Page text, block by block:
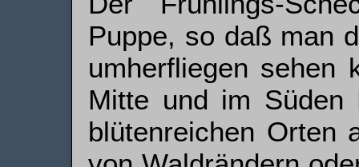
Puppe, so daß man
umher­fliegen sehen
Mitte und im Süden
blütenreichen Orten